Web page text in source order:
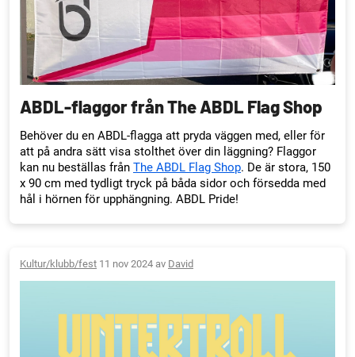
ABDL-flaggor från The ABDL Flag Shop
Behöver du en ABDL-flagga att pryda väggen med, eller för
att på andra sätt visa stolthet över din läggning? Flaggor
kan nu beställas från The ABDL Flag Shop. De är stora, 150
x 90 cm med tydligt tryck på båda sidor och försedda med
hål i hörnen för upphängning. ABDL Pride!
Kultur/klubb/fest 11 nov 2024 av David